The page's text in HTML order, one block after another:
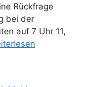
Rückfrage
bei der
auf 7 Uhr 11,